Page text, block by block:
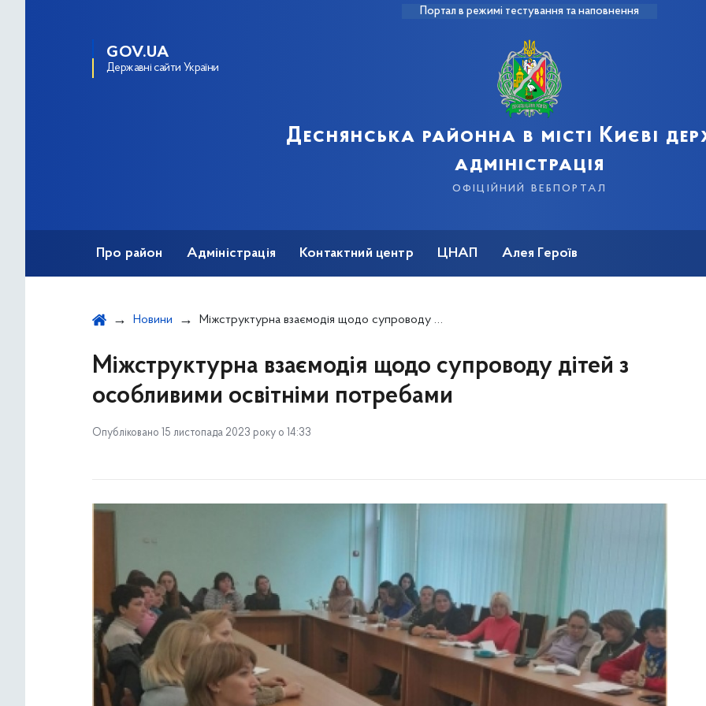
Портал в режимі тестування та наповнення
GOV.UA
Державні сайти України
Деснянська районна в місті Києві
адміністрація
офіційний вебпортал
Про район Адміністрація Контактний центр ЦНАП Алея Героїв
Новини Міжструктурна взаємодія щодо супроводу дітей з особливими освітніми потребами
Міжструктурна взаємодія щодо супроводу дітей з
особливими освітніми потребами
Опубліковано 15 листопада 2023 року о 14:33